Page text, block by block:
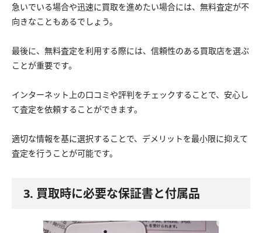
急いでいる場合や迅速に買取を進めたい場合には、無料査定が不
向きなこともあるでしょう。
最後に、無料査定を利用する際には、信頼性のある買取店を選ぶ
ことが重要です。
インターネット上の口コミや評判をチェックすることで、安心し
て査定を依頼することができます。
適切な情報を基に選択することで、デメリットを最小限に抑えて
査定を行うことが可能です。
3. 買取時に必要な保証書と付属品